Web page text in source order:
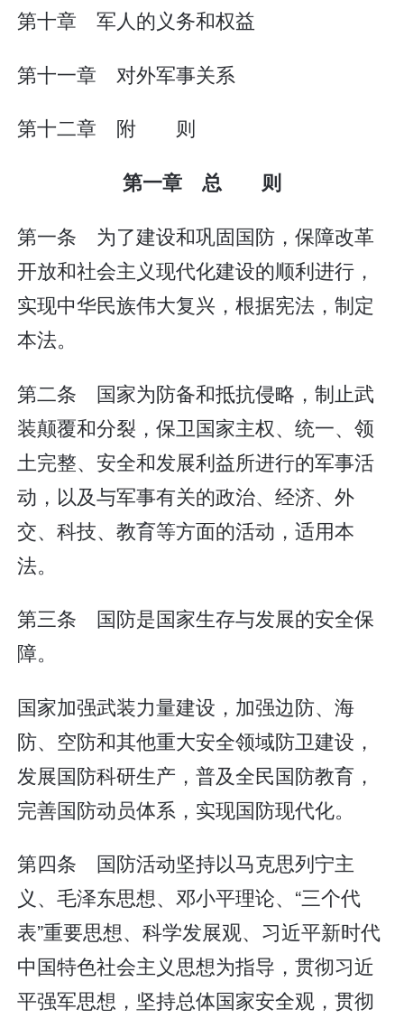
第十章 军人的义务和权益
第十一章 对外军事关系
第十二章 附 则
第一章 总 则
第一条 为了建设和巩固国防，保障改革
开放和社会主义现代化建设的顺利进行，
实现中华民族伟大复兴，根据宪法，制定
本法。
第二条 国家为防备和抵抗侵略，制止武
装颠覆和分裂，保卫国家主权、统一、领
土完整、安全和发展利益所进行的军事活
动，以及与军事有关的政治、经济、外
交、科技、教育等方面的活动，适用本
法。
第三条 国防是国家生存与发展的安全保
障。
国家加强武装力量建设，加强边防、海
防、空防和其他重大安全领域防卫建设，
发展国防科研生产，普及全民国防教育，
完善国防动员体系，实现国防现代化。
第四条 国防活动坚持以马克思列宁主
义、毛泽东思想、邓小平理论、“三个代
表”重要思想、科学发展观、习近平新时代
中国特色社会主义思想为指导，贯彻习近
平强军思想，坚持总体国家安全观，贯彻